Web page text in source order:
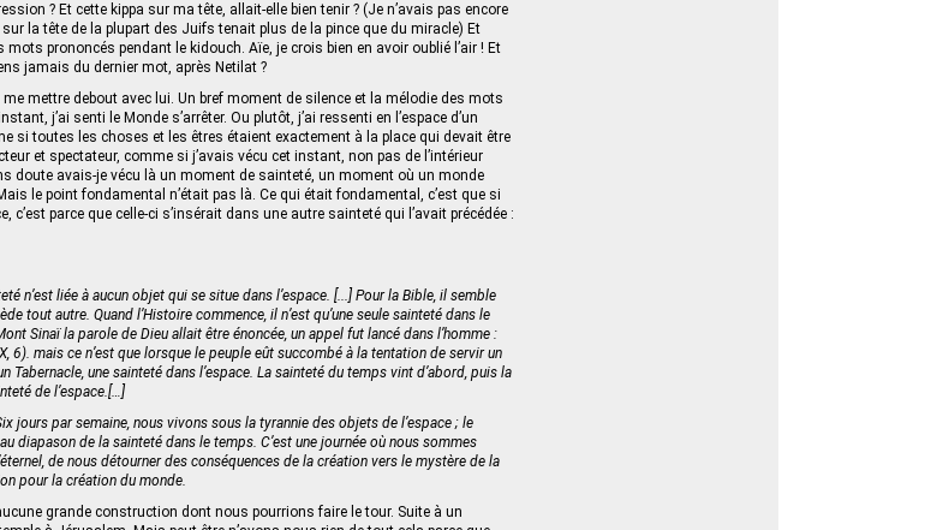
? Et cette kippa sur ma tête, allait-elle bien tenir ? (Je n’avais pas encore
la tête de la plupart des Juifs tenait plus de la pince que du miracle) Et
prononcés pendant le kidouch. Aïe, je crois bien en avoir oublié l’air ! Et
jamais du dernier mot, après Netilat ?
mettre debout avec lui. Un bref moment de silence et la mélodie des mots
j’ai senti le Monde s’arrêter. Ou plutôt, j’ai ressenti en l’espace d’un
si toutes les choses et les êtres étaient exactement à la place qui devait être
et spectateur, comme si j’avais vécu cet instant, non pas de l’intérieur
doute avais-je vécu là un moment de sainteté, un moment où un monde
le point fondamental n’était pas là. Ce qui était fondamental, c’est que si
c’est parce que celle-ci s’insérait dans une autre sainteté qui l’avait précédée :
n’est liée à aucun objet qui se situe dans l’espace. [...] Pour la Bible, il semble
tout autre. Quand l’Histoire commence, il n’est qu’une seule sainteté dans le
Sinaï la parole de Dieu allait être énoncée, un appel fut lancé dans l’homme :
6). mais ce n’est que lorsque le peuple eût succombé à la tentation de servir un
Tabernacle, une sainteté dans l’espace. La sainteté du temps vint d’abord, puis la
de l’espace.[…]
jours par semaine, nous vivons sous la tyrannie des objets de l’espace ; le
diapason de la sainteté dans le temps. C’est une journée où nous sommes
de nous détourner des conséquences de la création vers le mystère de la
pour la création du monde.
grande construction dont nous pourrions faire le tour. Suite à un